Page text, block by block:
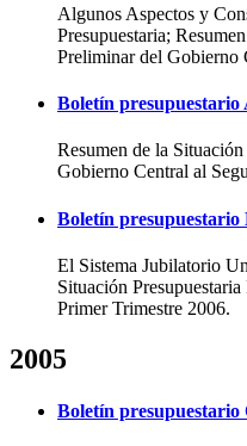
Algunos Aspectos y
Presupuestaria;
Preliminar del Gobierno
Boletín
Resumen de la
Gobierno Central al
Boletín presupuestario
El Sistema Jubilatorio
Situación
Primer Trimestre 2006.
2005
Boletín presupuestario